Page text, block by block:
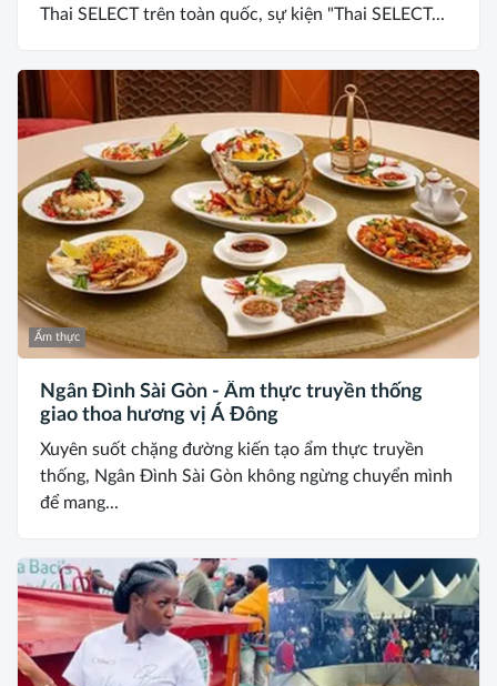
Thai SELECT trên toàn quốc, sự kiện "Thai SELECT...
Ẩm thực
Ngân Đình Sài Gòn - Ẩm thực truyền thống
giao thoa hương vị Á Đông
Xuyên suốt chặng đường kiến tạo ẩm thực truyền
thống, Ngân Đình Sài Gòn không ngừng chuyển mình
để mang...